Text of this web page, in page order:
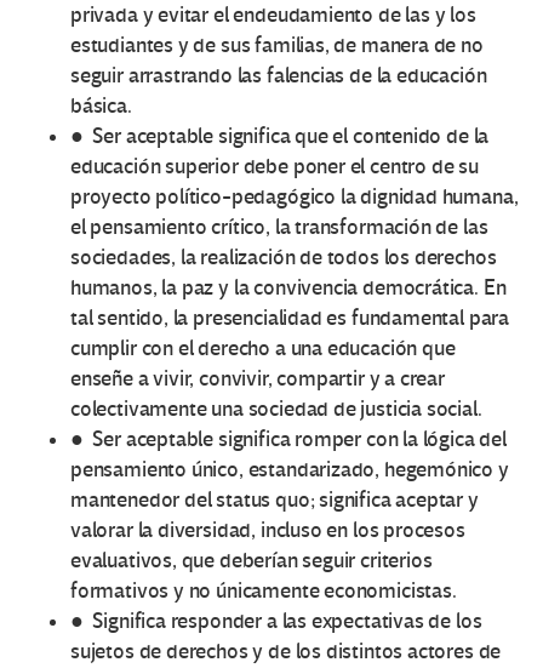
privada y evitar el endeudamiento de las y los
estudiantes y de sus familias, de manera de no
seguir arrastrando las falencias de la educación
básica.
● Ser aceptable significa que el contenido de la
educación superior debe poner el centro de su
proyecto político-pedagógico la dignidad humana,
el pensamiento crítico, la transformación de las
sociedades, la realización de todos los derechos
humanos, la paz y la convivencia democrática. En
tal sentido, la presencialidad es fundamental para
cumplir con el derecho a una educación que
enseñe a vivir, convivir, compartir y a crear
colectivamente una sociedad de justicia social.
● Ser aceptable significa romper con la lógica del
pensamiento único, estandarizado, hegemónico y
mantenedor del status quo; significa aceptar y
valorar la diversidad, incluso en los procesos
evaluativos, que deberían seguir criterios
formativos y no únicamente economicistas.
● Significa responder a las expectativas de los
sujetos de derechos y de los distintos actores de